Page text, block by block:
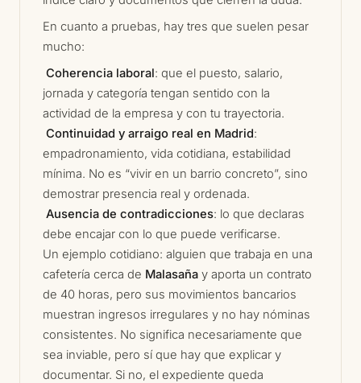
En cuanto a pruebas, hay tres que suelen pesar
mucho:
Coherencia laboral: que el puesto, salario,
jornada y categoría tengan sentido con la
actividad de la empresa y con tu trayectoria.
Continuidad y arraigo real en Madrid:
empadronamiento, vida cotidiana, estabilidad
mínima. No es “vivir en un barrio concreto”, sino
demostrar presencia real y ordenada.
Ausencia de contradicciones: lo que declaras
debe encajar con lo que puede verificarse.
Un ejemplo cotidiano: alguien que trabaja en una
cafetería cerca de Malasaña y aporta un contrato
de 40 horas, pero sus movimientos bancarios
muestran ingresos irregulares y no hay nóminas
consistentes. No significa necesariamente que
sea inviable, pero sí que hay que explicar y
documentar. Si no, el expediente queda